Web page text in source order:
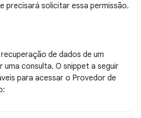
precisará solicitar essa permissão.
de dados de um
consulta. O snippet a seguir
para acessar o Provedor de